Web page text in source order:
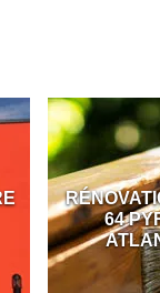
64